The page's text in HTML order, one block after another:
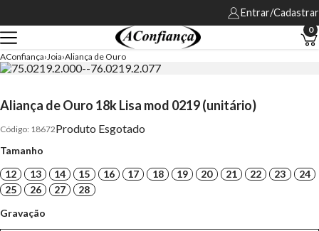
Entrar/Cadastrar
0
AConfiança Joia Aliança de Ouro
Aliança de Ouro 18k Lisa mod 0219 (unitário)
18672Produto Esgotado
Tamanho
12
13 14 15 16 17 18 19 20 21 22 23
24
25
26 27
28
Gravação